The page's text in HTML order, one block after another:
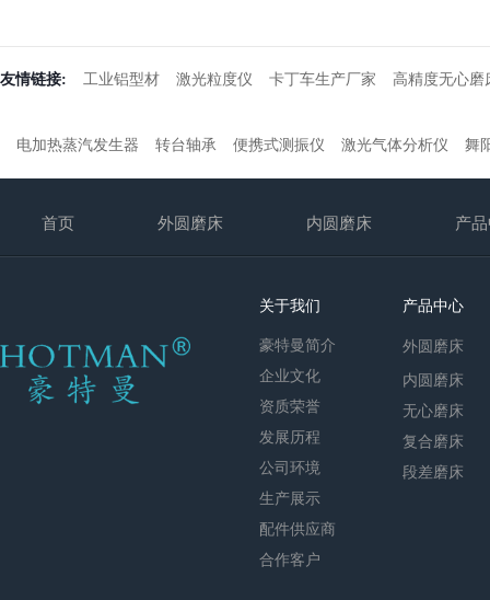
友情链接: 工业铝型材 激光粒度仪 卡丁车生产厂家 高精度无心磨
电加热蒸汽发生器 转台轴承 便携式测振仪 激光气体分析仪 舞
首页 外圆磨床 内圆磨床 产
关于我们
豪特曼简介
企业文化
资质荣誉
发展历程
公司环境
生产展示
配件供应商
合作客户
产品中心
外圆磨床
内圆磨床
无心磨床
复合磨床
段差磨床